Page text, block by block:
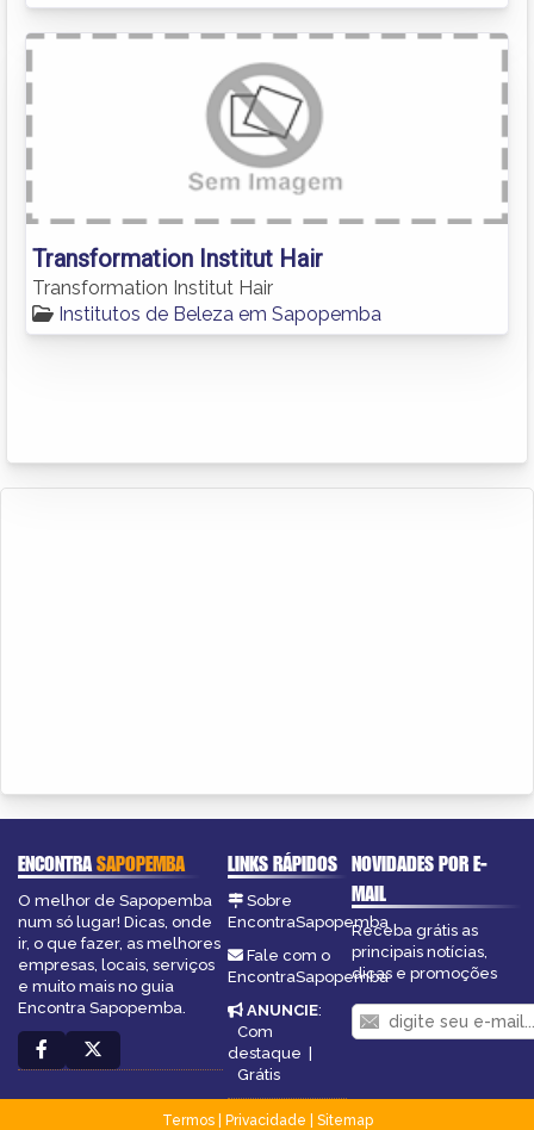
Transformation Institut Hair
Transformation Institut Hair
Institutos de Beleza em Sapopemba
ENCONTRASAPOPEMBA
O melhor de Sapopemba
num só lugar! Dicas, onde
ir, o que fazer, as melhores
empresas, locais, serviços
e muito mais no guia
Encontra Sapopemba.
LINKS RÁPIDOS
Sobre
EncontraSapopemba
Fale com o
EncontraSapopemba
ANUNCIE:
Com
destaque |
Grátis
NOVIDADES POR E-
MAIL
Receba grátis as
principais notícias,
dicas e promoções
Termos| Privacidade
Sitemap